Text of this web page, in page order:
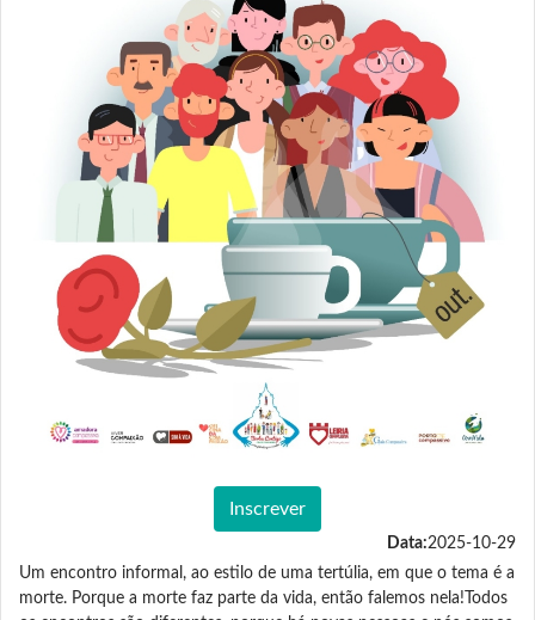
Inscrever
Data:2025-10-29
Um encontro informal, ao estilo de uma tertúlia, em que o tema é a
morte. Porque a morte faz parte da vida, então falemos nela!Todos